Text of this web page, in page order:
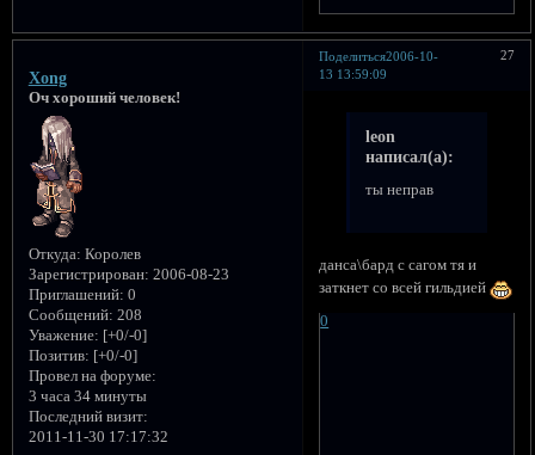
Поделиться 27
2006-10-
13 13:59:09
Xong
Оч хороший человек!
Откуда: Королев
Зарегистрирован: 2006-08-23
Приглашений: 0
Сообщений: 208
Уважение: [+0/-0]
Позитив: [+0/-0]
Провел на форуме:
3 часа 34 минуты
Последний визит:
2011-11-30 17:17:32
leon
написал(а):
ты неправ
данса\бард с сагом тя и
заткнет со всей гильдией
0